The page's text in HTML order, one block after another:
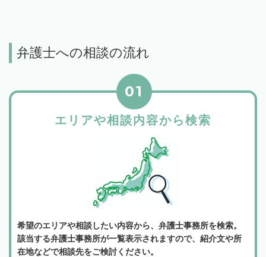
弁護士への相談の流れ
エリアや相談内容から検索
01
希望のエリアや相談したい内容から、弁護士事務所を検索。
該当する弁護士事務所が一覧表示されますので、紹介文や所
在地などで相談先をご検討ください。